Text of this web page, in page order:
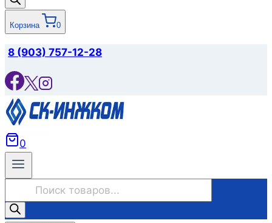
Корзина 0
8 (903) 757-12-28
0
товаров